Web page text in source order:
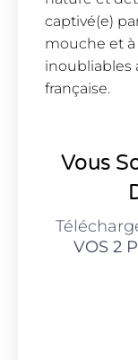
captivé(e)
mouche et à
inoubliables
française.
Vous
VOS 2